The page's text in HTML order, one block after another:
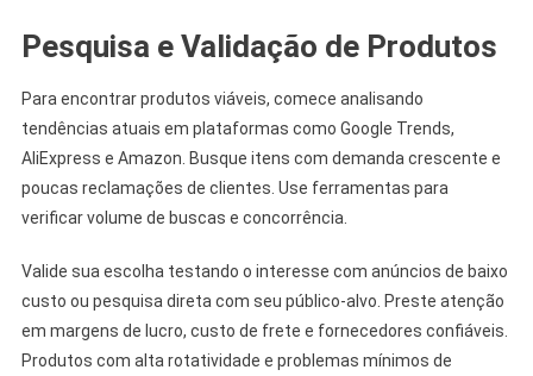
Pesquisa e Validação de Produtos
Para encontrar produtos viáveis, comece analisando
tendências atuais em plataformas como Google Trends,
AliExpress e Amazon. Busque itens com demanda crescente e
poucas reclamações de clientes. Use ferramentas para
verificar volume de buscas e concorrência.
Valide sua escolha testando o interesse com anúncios de baixo
custo ou pesquisa direta com seu público-alvo. Preste atenção
em margens de lucro, custo de frete e fornecedores confiáveis.
Produtos com alta rotatividade e problemas mínimos de